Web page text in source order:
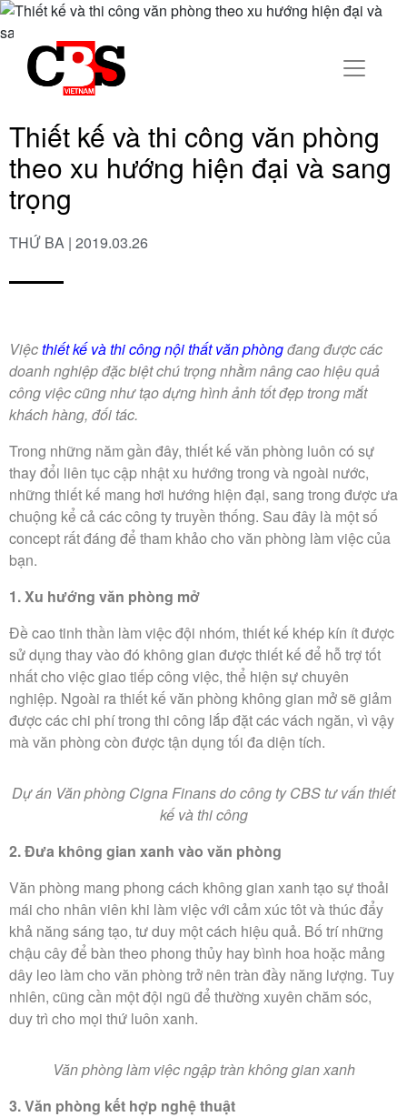
Thiết kế và thi công văn phòng
theo xu hướng hiện đại và sang
trọng
THỨ BA | 2019.03.26
Việcthiết kế và thi công nội thất văn phòngđang được các
doanh nghiệp đặc biệt chú trọng nhằm nâng cao hiệu quả
công việc cũng như tạo dựng hình ảnh tốt đẹp trong mắt
khách hàng, đối tác.
Trong những năm gần đây, thiết kế văn phòng luôn có sự
thay đổi liên tục cập nhật xu hướng trong và ngoài nước,
những thiết kế mang hơi hướng hiện đại, sang trong được ưa
chuộng kể cả các công ty truyền thống. Sau đây là một số
concept rất đáng để tham khảo cho văn phòng làm việc của
bạn.
1. Xu hướng văn phòng mở
Đề cao tinh thần làm việc đội nhóm, thiết kế khép kín ít được
sử dụng thay vào đó không gian được thiết kế để hỗ trợ tốt
nhất cho việc giao tiếp công việc, thể hiện sự chuyên
nghiệp. Ngoài ra thiết kế văn phòng không gian mở sẽ giảm
được các chi phí trong thi công lắp đặt các vách ngăn, vì vậy
mà văn phòng còn được tận dụng tối đa diện tích.
Dự án Văn phòng Cigna Finans do công ty CBS tư vấn thiết
kế và thi công
2. Đưa không gian xanh vào văn phòng
Văn phòng mang phong cách không gian xanh tạo sự thoải
mái cho nhân viên khi làm việc với cảm xúc tôt và thúc đẩy
khả năng sáng tạo, tư duy một cách hiệu quả. Bố trí những
chậu cây để bàn theo phong thủy hay bình hoa hoặc mảng
dây leo làm cho văn phòng trở nên tràn đầy năng lượng. Tuy
nhiên, cũng cần một đội ngũ để thường xuyên chăm sóc,
duy trì cho mọi thứ luôn xanh.
Văn phòng làm việc ngập tràn không gian xanh
3. Văn phòng kết hợp nghệ thuật